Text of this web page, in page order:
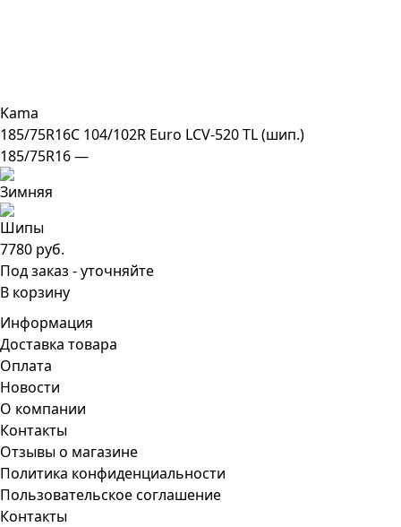
Kama
185/75R16C 104/102R Euro LCV-520 TL (шип.)
185/75R16 —
7780 руб.
Под заказ - уточняйте
В корзину
Информация
Доставка товара
Оплата
Новости
О компании
Контакты
Отзывы о магазине
Политика конфиденциальности
Пользовательское соглашение
Контакты